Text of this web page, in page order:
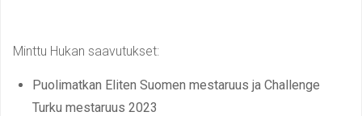
Minttu Hukan saavutukset:
Puolimatkan Eliten Suomen mestaruus ja Challenge
Turku mestaruus 2023